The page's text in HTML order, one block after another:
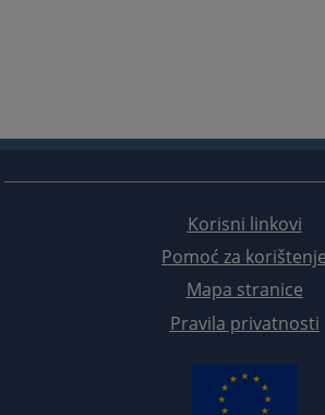
Korisni linkovi
Pomoć za korištenje
Mapa stranice
Pravila privatnosti